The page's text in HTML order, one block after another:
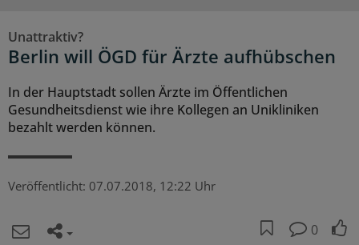
Unattraktiv?
Berlin will ÖGD für Ärzte aufhübschen
In der Hauptstadt sollen Ärzte im Öffentlichen
Gesundheitsdienst wie ihre Kollegen an Unikliniken
bezahlt werden können.
Veröffentlicht: 07.07.2018, 12:22 Uhr
0